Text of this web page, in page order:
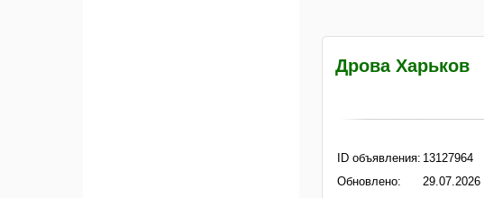
Дрова Харьков
ID объявления: 13127964
Обновлено:
29.07.2026